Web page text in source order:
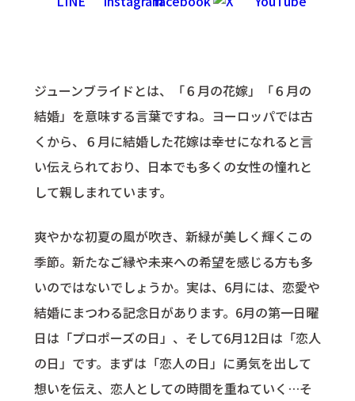
ジューンブライドとは、「６月の花嫁」「６月の
結婚」を意味する言葉ですね。ヨーロッパでは古
くから、６月に結婚した花嫁は幸せになれると言
い伝えられており、日本でも多くの女性の憧れと
して親しまれています。
爽やかな初夏の風が吹き、新緑が美しく輝くこの
季節。新たなご縁や未来への希望を感じる方も多
いのではないでしょうか。実は、6月には、恋愛や
結婚にまつわる記念日があります。6月の第一日曜
日は「プロポーズの日」、そして6月12日は「恋人
の日」です。まずは「恋人の日」に勇気を出して
想いを伝え、恋人としての時間を重ねていく…そ